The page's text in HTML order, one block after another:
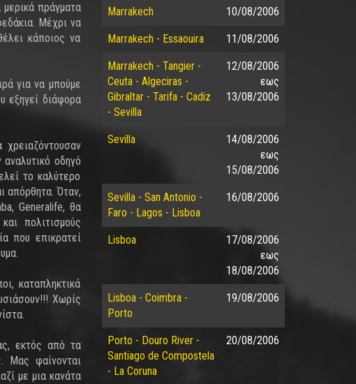
πράγματα
Μέχρι να
κάποιος να
για να μπούμε
εξηγεί διάφορα
οδηγό
το καλύτερο
απόρθητα. Όταν,
Generalife, θα
πολιτισμούς
που επικρατεί
καταπληκτικά
Χωρίς
εκτός από τα
Μας φαίνονται
με μια κανάτα
Marrakech 10/08/2006
Marrakech - Essaouira 11/08/2006
Marrakech - Tangier -
Ceuta - Algeciras -
Gibraltar - Tarifa - Cadiz
- Sevilla
12/08/2006
εως
13/08/2006
Sevilla
14/08/2006
εως
15/08/2006
Sevilla - San Antonio -
Faro - Lagos - Lisboa
16/08/2006
Lisboa
17/08/2006
εως
18/08/2006
Lisboa - Coimbra -
Porto
19/08/2006
Porto - Douro River -
Santiago de Compostela
- La Coruna
20/08/2006